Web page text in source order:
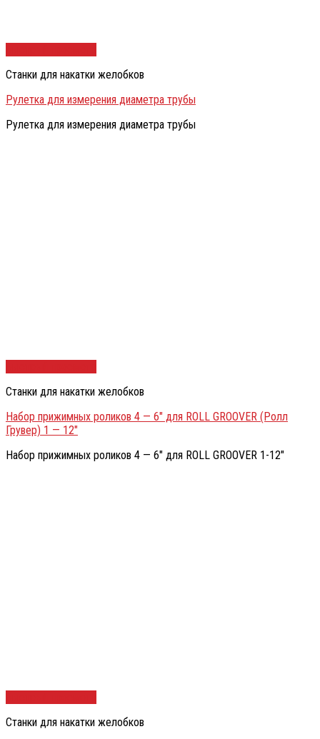
Станки для накатки желобков
Рулетка для измерения диаметра трубы
Рулетка для измерения диаметра трубы
Станки для накатки желобков
Набор прижимных роликов 4 — 6″ для ROLL GROOVER (Ролл
Грувер) 1 — 12″
Набор прижимных роликов 4 — 6″ для ROLL GROOVER 1-12″
Станки для накатки желобков